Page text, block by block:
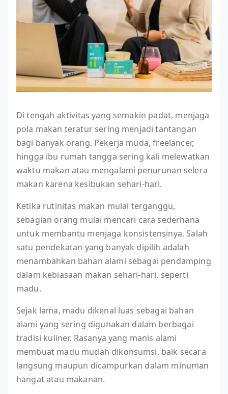
Di tengah aktivitas yang semakin padat, menjaga
pola makan teratur sering menjadi tantangan
bagi banyak orang. Pekerja muda, freelancer,
hingga ibu rumah tangga sering kali melewatkan
waktu makan atau mengalami penurunan selera
makan karena kesibukan sehari-hari.
Ketika rutinitas makan mulai terganggu,
sebagian orang mulai mencari cara sederhana
untuk membantu menjaga konsistensinya. Salah
satu pendekatan yang banyak dipilih adalah
menambahkan bahan alami sebagai pendamping
dalam kebiasaan makan sehari-hari, seperti
madu.
Sejak lama, madu dikenal luas sebagai bahan
alami yang sering digunakan dalam berbagai
tradisi kuliner. Rasanya yang manis alami
membuat madu mudah dikonsumsi, baik secara
langsung maupun dicampurkan dalam minuman
hangat atau makanan.